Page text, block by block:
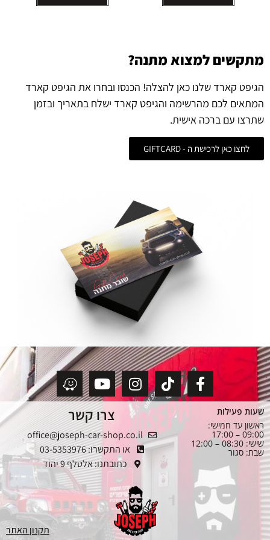
מתקשים למצוא מתנה?
הגיפט קארד שלנו כאן להצלה! הכנסו ובחרו את הגיפט קארד
המתאים לכם מהרשימה והגיפט קארד ישלח בתאריך ובזמן
שתרצו עם ברכה אישית.
לחצו כאן לרכישת ה - GIFTCARD
שעות פעילות
ראשון עד חמישי:
09:00 – 17:00
שישי: 08:30 – 12:00
שבת: סגור
צרו קשר
office@joseph-car-shop.co.il
או התקשרו: 03-5353976
כתובתנו: אלטלף 9 יהוד
תקנון האתר